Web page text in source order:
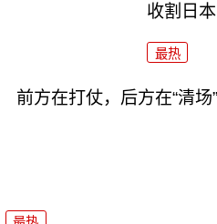
收割日本
最热
前方在打仗，后方在“清场